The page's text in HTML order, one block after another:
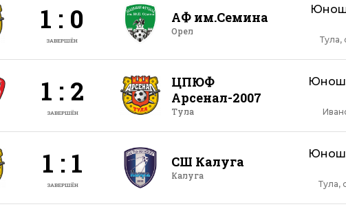
1 : 0
ЗАВЕРШЁН
АФ им.Семина
Орел
Тула,
1 : 2
ЗАВЕРШЁН
ЦПЮФ
Арсенал-2007
Тула
1 : 1
ЗАВЕРШЁН
СШ Калуга
Калуга
Тула,